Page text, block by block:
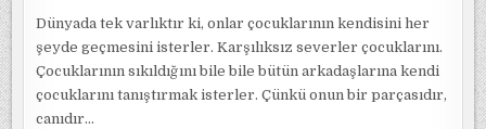
Dünyada tek varlıktır ki, onlar çocuklarının kendisini her
şeyde geçmesini isterler. Karşılıksız severler çocuklarını.
Çocuklarının sıkıldığını bile bile bütün arkadaşlarına kendi
çocuklarını tanıştırmak isterler. Çünkü onun bir parçasıdır,
canıdır…